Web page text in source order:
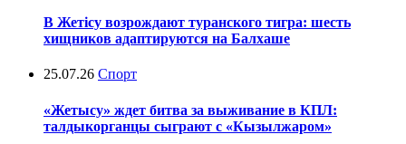
В Жетісу возрождают туранского тигра: шесть
хищников адаптируются на Балхаше
25.07.26 Спорт
«Жетысу» ждет битва за выживание в КПЛ:
талдыкорганцы сыграют с «Кызылжаром»